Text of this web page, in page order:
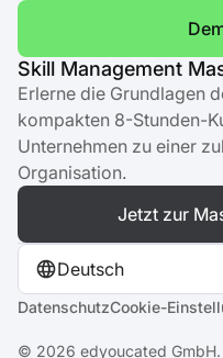
Skill Management
Erlerne die Grundlagen
kompakten 8-Stunden-
Unternehmen zu einer
Organisation.
Jetzt zur
Deutsch
DatenschutzCookie-
© 2026 edyoucated